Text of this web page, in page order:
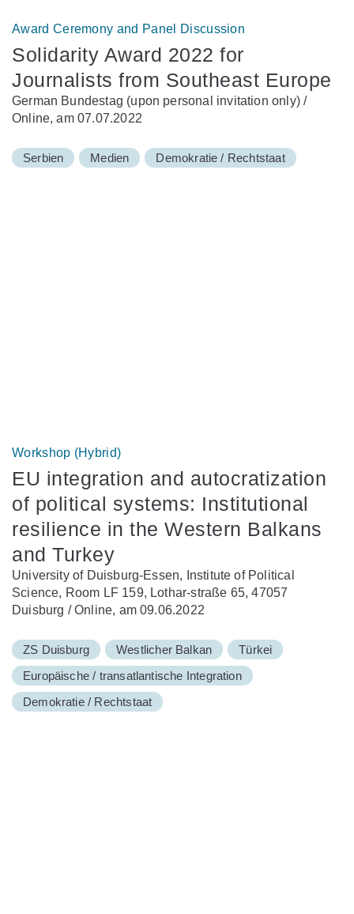
Award Ceremony and Panel Discussion
Solidarity Award 2022 for
Journalists from Southeast Europe
German Bundestag (upon personal invitation only) /
Online, am 07.07.2022
Serbien Medien Demokratie / Rechtstaat
Workshop (Hybrid)
EU integration and autocratization
of political systems: Institutional
resilience in the Western Balkans
and Turkey
University of Duisburg-Essen, Institute of Political
Science, Room LF 159, Lothar-straße 65, 47057
Duisburg / Online, am 09.06.2022
ZS Duisburg Westlicher Balkan
Türkei
Europäische / transatlantische Integration
Demokratie / Rechtstaat